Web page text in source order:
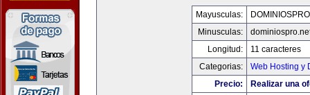
Mayusculas:
Minusculas:
Longitud:
11 caracteres
Categorias:
Web Hosting y
Precio:
Realizar una